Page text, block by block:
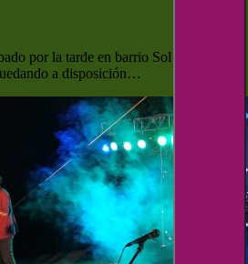
por la tarde en barrio Sol y Lago. El
a disposición…